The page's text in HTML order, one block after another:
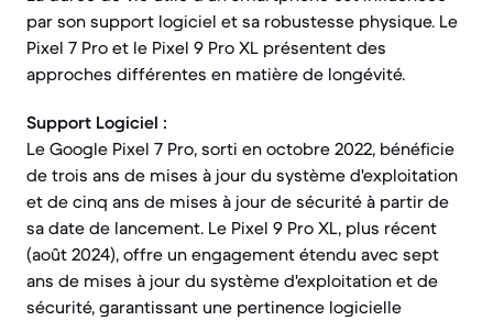
par son support logiciel et sa robustesse physique. Le
Pixel 7 Pro et le Pixel 9 Pro XL présentent des
approches différentes en matière de longévité.
Support Logiciel :
Le Google Pixel 7 Pro, sorti en octobre 2022, bénéficie
de trois ans de mises à jour du système d'exploitation
et de cinq ans de mises à jour de sécurité à partir de
sa date de lancement. Le Pixel 9 Pro XL, plus récent
(août 2024), offre un engagement étendu avec sept
ans de mises à jour du système d'exploitation et de
sécurité, garantissant une pertinence logicielle